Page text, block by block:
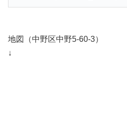
地図（中野区中野5-60-3）
↓